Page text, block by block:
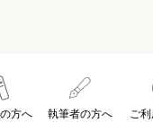
方へ 執筆者の方へ ご